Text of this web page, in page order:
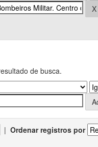
de busca.
| Ordenar registros por